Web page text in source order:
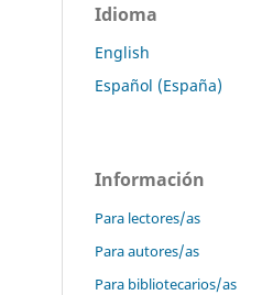
Idioma
English
Español (España)
Información
Para lectores/as
Para autores/as
Para bibliotecarios/as